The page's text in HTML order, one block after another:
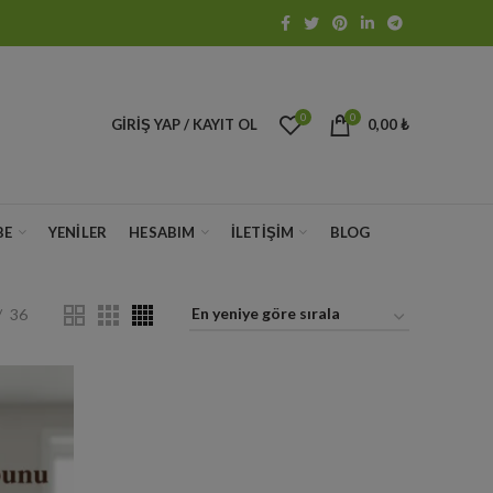
GIRIŞ YAP / KAYIT OL 0 0 0,00₺
YENILER HESABIM İLETIŞIM BLOG
36